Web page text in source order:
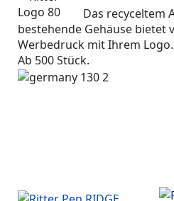
Das recyceltem
bestehende Gehäuse bietet
Werbedruck mit Ihrem Logo.
Ab 500 Stück.